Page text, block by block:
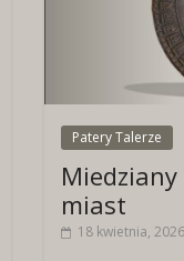
Patery Talerze
miast
18 kwietnia, 2026